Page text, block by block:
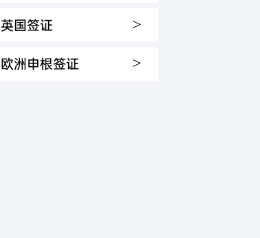
英国签证 >
欧洲申根签证 >